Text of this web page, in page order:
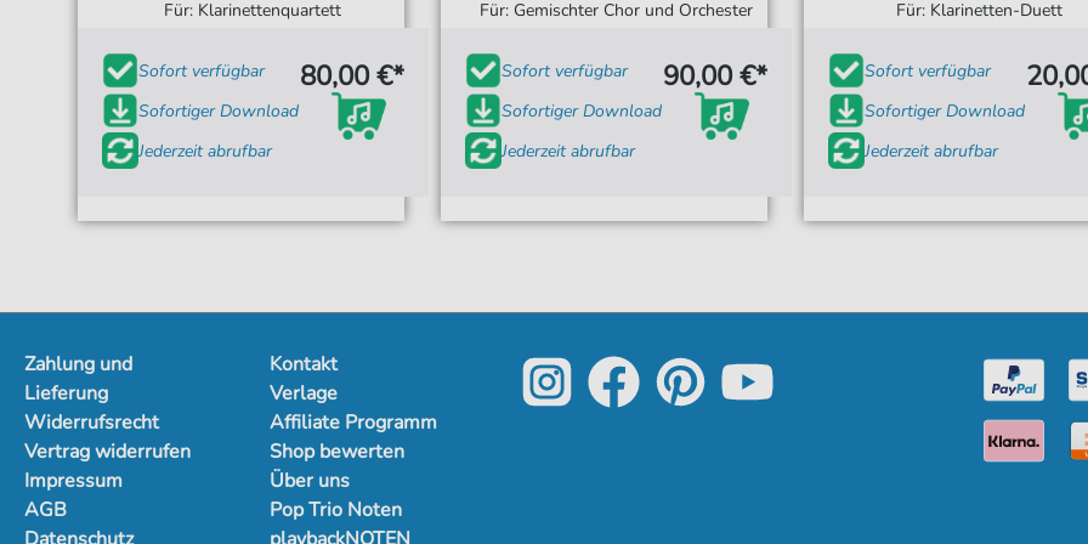
Für: Klarinettenquartett
Sofort verfügbar
Sofortiger Download
Jederzeit abrufbar
80,00 €*
Für: Gemischter Chor und Orchester
Sofort verfügbar
Sofortiger Download
Jederzeit abrufbar
90,00 €*
Für: Klarinetten-Duett
Sofort verfügbar
Sofortiger Download
Jederzeit abrufbar
Zahlung und
Lieferung
Widerrufsrecht
Vertrag widerrufen
Impressum
AGB
Kontakt
Verlage
Affiliate Programm
Shop bewerten
Über uns
Pop Trio Noten